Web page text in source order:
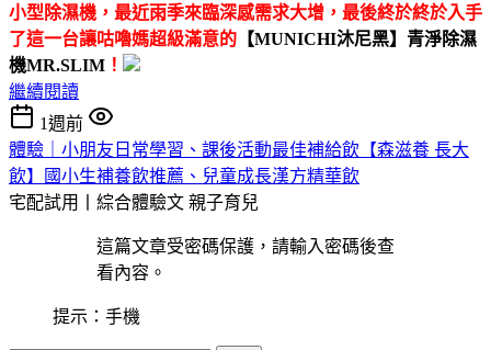
小型除濕機，最近雨季來臨深感需求大增，最後終於終於入手
了這一台讓咕嚕媽超級滿意的 【MUNICHI沐尼黑】青淨除濕
機MR.SLIM ！
繼續閱讀
1週前
體驗｜小朋友日常學習、課後活動最佳補給飲【森滋養 長大
飲】國小生補養飲推薦、兒童成長漢方精華飲
宅配試用丨綜合體驗文 親子育兒
這篇文章受密碼保護，請輸入密碼後查
看內容。
提示：手機